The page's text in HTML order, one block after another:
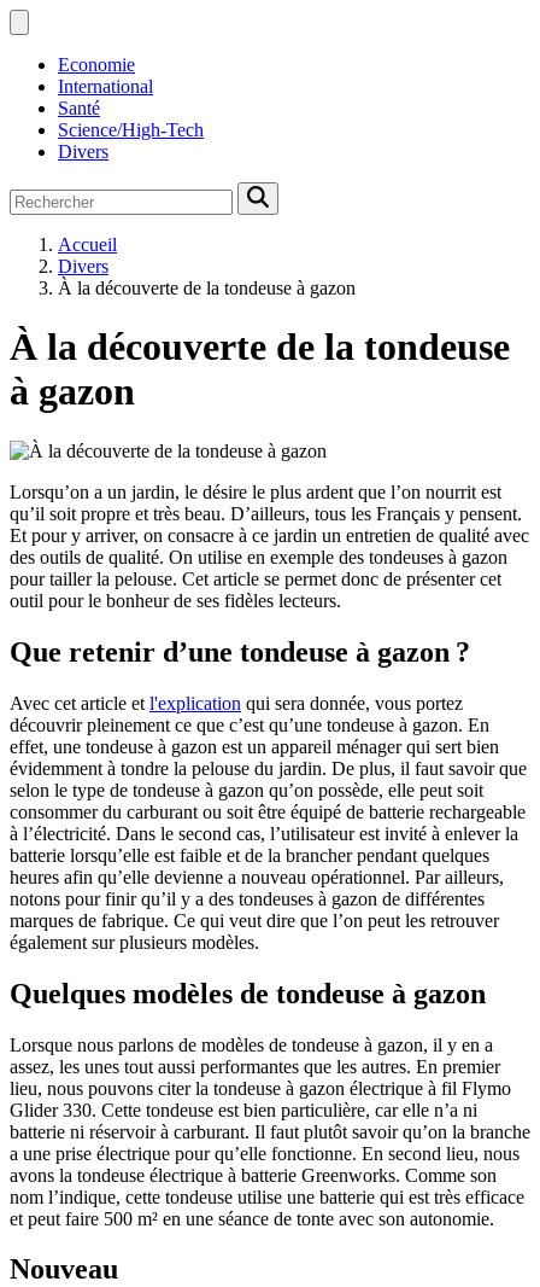
Economie
International
Santé
Science/High-Tech
Divers
Accueil
Divers
À la découverte de la tondeuse à gazon
À la découverte de la tondeuse
à gazon
Lorsqu’on a un jardin, le désire le plus ardent que l’on nourrit est
qu’il soit propre et très beau. D’ailleurs, tous les Français y pensent.
Et pour y arriver, on consacre à ce jardin un entretien de qualité avec
des outils de qualité. On utilise en exemple des tondeuses à gazon
pour tailler la pelouse. Cet article se permet donc de présenter cet
outil pour le bonheur de ses fidèles lecteurs.
Que retenir d’une tondeuse à gazon ?
Avec cet article et l'explication qui sera donnée, vous portez
découvrir pleinement ce que c’est qu’une tondeuse à gazon. En
effet, une tondeuse à gazon est un appareil ménager qui sert bien
évidemment à tondre la pelouse du jardin. De plus, il faut savoir que
selon le type de tondeuse à gazon qu’on possède, elle peut soit
consommer du carburant ou soit être équipé de batterie rechargeable
à l’électricité. Dans le second cas, l’utilisateur est invité à enlever la
batterie lorsqu’elle est faible et de la brancher pendant quelques
heures afin qu’elle devienne a nouveau opérationnel. Par ailleurs,
notons pour finir qu’il y a des tondeuses à gazon de différentes
marques de fabrique. Ce qui veut dire que l’on peut les retrouver
également sur plusieurs modèles.
Quelques modèles de tondeuse à gazon
Lorsque nous parlons de modèles de tondeuse à gazon, il y en a
assez, les unes tout aussi performantes que les autres. En premier
lieu, nous pouvons citer la tondeuse à gazon électrique à fil Flymo
Glider 330. Cette tondeuse est bien particulière, car elle n’a ni
batterie ni réservoir à carburant. Il faut plutôt savoir qu’on la branche
a une prise électrique pour qu’elle fonctionne. En second lieu, nous
avons la tondeuse électrique à batterie Greenworks. Comme son
nom l’indique, cette tondeuse utilise une batterie qui est très efficace
et peut faire 500 m² en une séance de tonte avec son autonomie.
Nouveau